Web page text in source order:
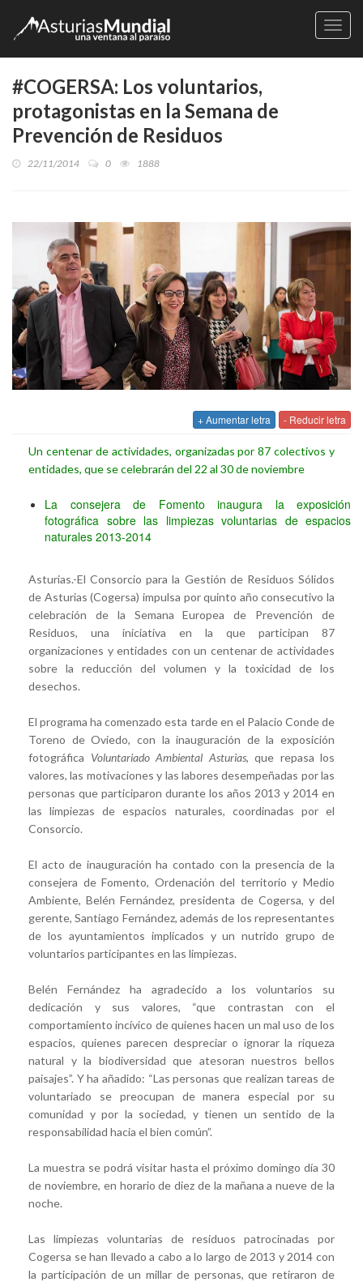
#COGERSA: Los voluntarios,
protagonistas en la Semana de
Prevención de Residuos
22/11/2014 0 1888
+ Aumentar letra - Reducir letra
Un centenar de actividades, organizadas por 87 colectivos y
entidades, que se celebrarán del 22 al 30 de noviembre
La consejera de Fomento inaugura la exposición
fotográfica sobre las limpiezas voluntarias de espacios
naturales 2013-2014
Asturias.-El Consorcio para la Gestión de Residuos Sólidos
de Asturias (Cogersa) impulsa por quinto año consecutivo la
celebración de la Semana Europea de Prevención de
Residuos, una iniciativa en la que participan 87
organizaciones y entidades con un centenar de actividades
sobre la reducción del volumen y la toxicidad de los
desechos.
El programa ha comenzado esta tarde en el Palacio Conde de
Toreno de Oviedo, con la inauguración de la exposición
fotográfica Voluntariado Ambiental Asturias, que repasa los
valores, las motivaciones y las labores desempeñadas por las
personas que participaron durante los años 2013 y 2014 en
las limpiezas de espacios naturales, coordinadas por el
Consorcio.
El acto de inauguración ha contado con la presencia de la
consejera de Fomento, Ordenación del territorio y Medio
Ambiente, Belén Fernández, presidenta de Cogersa, y del
gerente, Santiago Fernández, además de los representantes
de los ayuntamientos implicados y un nutrido grupo de
voluntarios participantes en las limpiezas.
Belén Fernández ha agradecido a los voluntarios su
dedicación y sus valores, “que contrastan con el
comportamiento incívico de quienes hacen un mal uso de los
espacios, quienes parecen despreciar o ignorar la riqueza
natural y la biodiversidad que atesoran nuestros bellos
paisajes”. Y ha añadido: “Las personas que realizan tareas de
voluntariado se preocupan de manera especial por su
comunidad y por la sociedad, y tienen un sentido de la
responsabilidad hacia el bien común”.
La muestra se podrá visitar hasta el próximo domingo día 30
de noviembre, en horario de diez de la mañana a nueve de la
noche.
Las limpiezas voluntarias de residuos patrocinadas por
Cogersa se han llevado a cabo a lo largo de 2013 y 2014 con
la participación de un millar de personas, que retiraron de